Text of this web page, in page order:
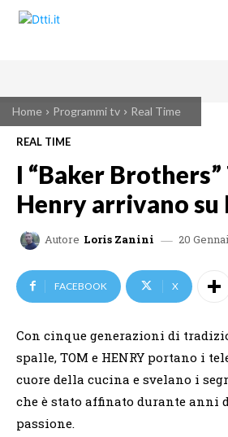
Home Programmi tv Real Time
REAL TIME
I “Baker Brothers”
Henry arrivano su
Autore Loris Zanini 20
FACEBOOK X
Con cinque generazioni di
spalle, TOM e HENRY portano i
cuore della cucina e svelano i
che è stato affinato durante anni
passione.